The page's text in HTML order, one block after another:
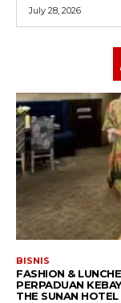
July 28, 2026
BISNIS
FASHION &
PERPADUAN
THE SUNAN